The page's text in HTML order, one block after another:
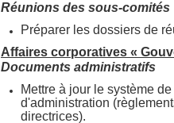
Réunions des sous-comités
Préparer les dossiers de
Affaires corporatives «
Documents administratifs
Mettre à jour le système
d'administration
directrices).